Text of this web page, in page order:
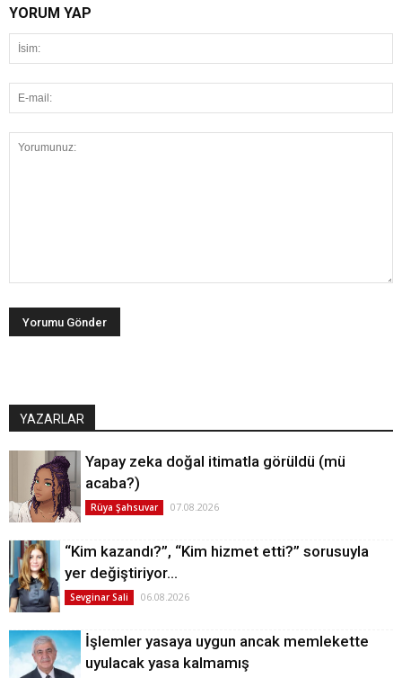
YORUM YAP
YAZARLAR
Yapay zeka doğal itimatla görüldü (mü
acaba?)
Rüya Şahsuvar 07.08.2026
“Kim kazandı?”, “Kim hizmet etti?” sorusuyla
yer değiştiriyor…
Sevginar Sali 06.08.2026
İşlemler yasaya uygun ancak memlekette
uyulacak yasa kalmamış